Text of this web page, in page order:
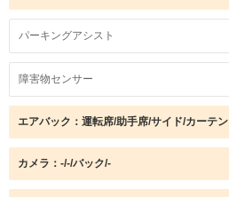
パーキングアシスト
障害物センサー
エアバック：運転席/助手席/サイド/カーテン
カメラ：-/-/バック/-